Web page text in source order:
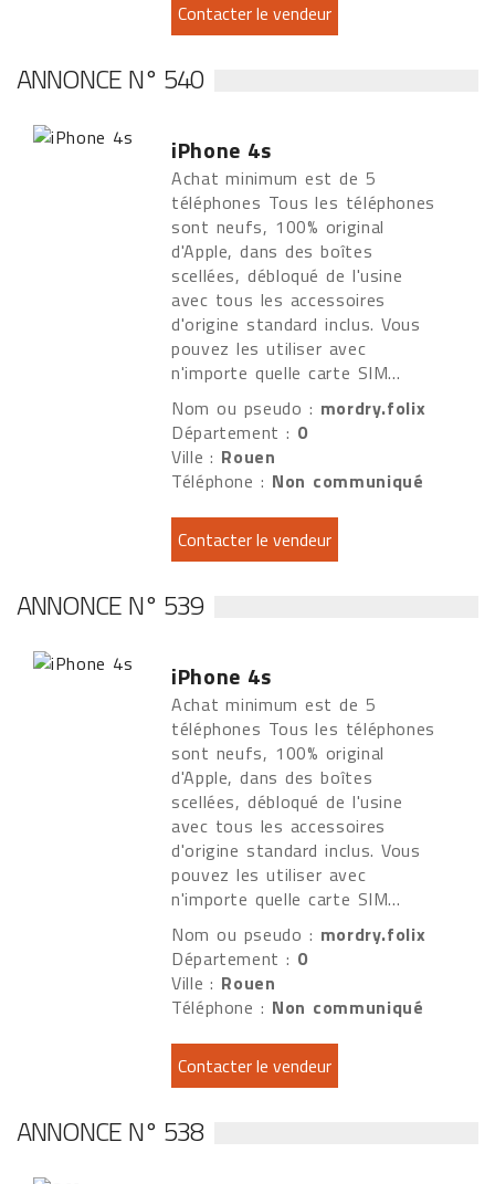
ANNONCE N° 540
iPhone 4s
Achat minimum est de 5
téléphones Tous les téléphones
sont neufs, 100% original
d'Apple, dans des boîtes
scellées, débloqué de l'usine
avec tous les accessoires
d'origine standard inclus. Vous
pouvez les utiliser avec
n'importe quelle carte SIM...
Nom ou pseudo : mordry.folix
Département : 0
Ville : Rouen
Téléphone : Non communiqué
ANNONCE N° 539
iPhone 4s
Achat minimum est de 5
téléphones Tous les téléphones
sont neufs, 100% original
d'Apple, dans des boîtes
scellées, débloqué de l'usine
avec tous les accessoires
d'origine standard inclus. Vous
pouvez les utiliser avec
n'importe quelle carte SIM...
Nom ou pseudo : mordry.folix
Département : 0
Ville : Rouen
Téléphone : Non communiqué
ANNONCE N° 538